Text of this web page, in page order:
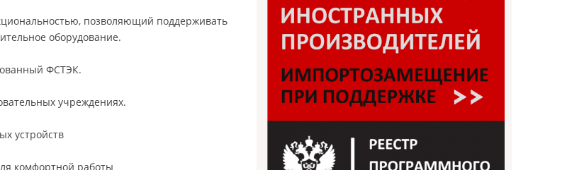
позволяющий поддерживать
оборудование.
ФСТЭК.
учреждениях.
устройств
комфортной работы